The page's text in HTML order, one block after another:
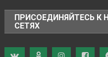
ПРИСОЕДИНЯЙТЕСЬ К
СЕТЯХ